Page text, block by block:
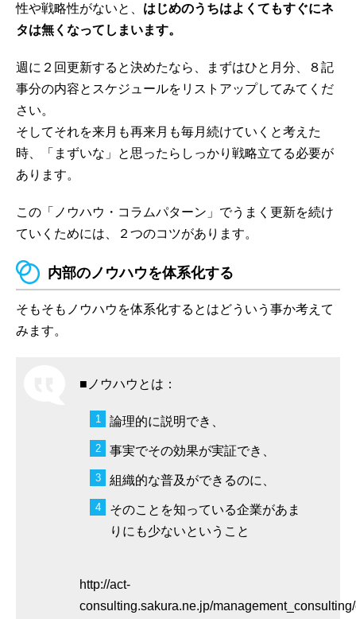
性や戦略性がないと、 はじめのうちはよくてもすぐにネ
タは無くなってしまいます。
週に２回更新すると決めたなら、まずはひと月分、８記
事分の内容とスケジュールをリストアップしてみてくだ
さい。
そしてそれを来月も再来月も毎月続けていくと考えた
時、「まずいな」と思ったらしっかり戦略立てる必要が
あります。
この「ノウハウ・コラムパターン」でうまく更新を続け
ていくためには、２つのコツがあります。
内部のノウハウを体系化する
そもそもノウハウを体系化するとはどういう事か考えて
みます。
■ノウハウとは：
論理的に説明でき、
事実でその効果が実証でき、
組織的な普及ができるのに、
そのことを知っている企業があま
りにも少ないということ
http://act-
consulting.sakura.ne.jp/